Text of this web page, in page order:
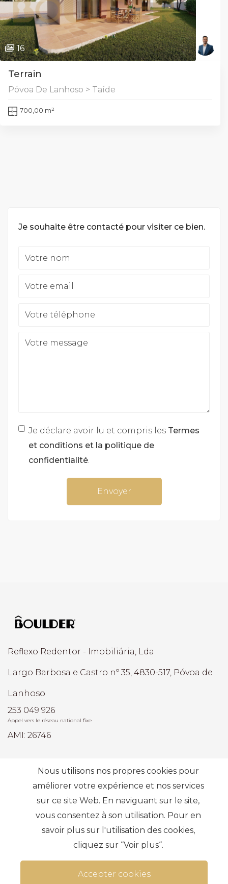
16
Terrain
Póvoa De Lanhoso > Taíde
700,00 m²
Je souhaite être contacté pour visiter ce bien.
Votre nom
Votre email
Votre téléphone
Votre message
Je déclare avoir lu et compris les Termes
et conditions et la politique de
confidentialité
Envoyer
Reflexo Redentor - Imobiliária, Lda
Largo Barbosa e Castro nº 35, 4830-517, Póvoa de
Lanhoso
253 049 926
Appel vers le réseau national fixe
AMI: 26746
Recherches les plus fréquentes
S'abonner
Termes et conditions
Nous utilisons nos propres cookies pour
améliorer votre expérience et nos services
sur ce site Web. En naviguant sur le site,
vous consentez à son utilisation. Pour en
savoir plus sur l'utilisation des cookies,
cliquez sur “Voir plus“.
Accepter cookies